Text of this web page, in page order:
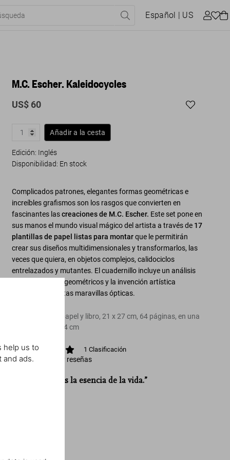
help us to
and ads.
Español | US
M.C. Escher. Kaleidocycles
US$ 60
Añadir a la cesta
Edición: Inglés
Disponibilidad: En stock
Complicados patrones, elegantes formas geométricas e
increíbles grafismos son los rasgos que convierten en
fascinantes lascreaciones de M.C. Escher. Este set pone en
sus manos el mundo visual mágico del artista a través de 17
plantillas de papel listas para montarque le permitirán
crear sus diseños multidimensionales y transformarlos, las
veces que quiera, en objetos complejos, calidociclos
entrelazados y mutantes. El cuadernillo incluye un análisis
de los principios geométricos y la invención artística
subyacente a estas maravillas ópticas.
17 plantillas de papel y libro, 21 x 27 cm, 64 páginas, en una
caja, 26 x 32,3 x 4 cm
1 Clasificación
Ver calificación y reseñas
“Asombrarse es la esencia de la vida.”